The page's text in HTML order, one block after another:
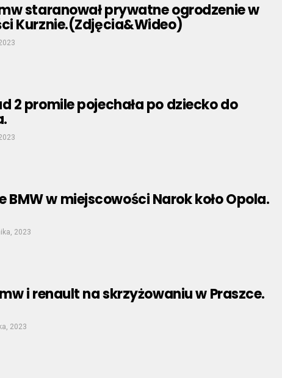
staranował prywatne ogrodzenie w
Kurznie.(Zdjęcia&Wideo)
2 promile pojechała po dziecko do
BMW w miejscowości Narok koło Opola.
2023
i renault na skrzyżowaniu w Praszce.
2023